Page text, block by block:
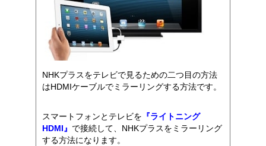
NHKプラスをテレビで見るための二つ目の方法
はHDMIケーブルでミラーリングする方法です。
スマートフォンとテレビを 『ライトニング
HDMI』 で接続して、NHKプラスをミラーリング
する方法になります。